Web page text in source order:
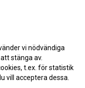
vi nödvändiga
stänga av.
t.ex. för statistik
vill acceptera dessa.